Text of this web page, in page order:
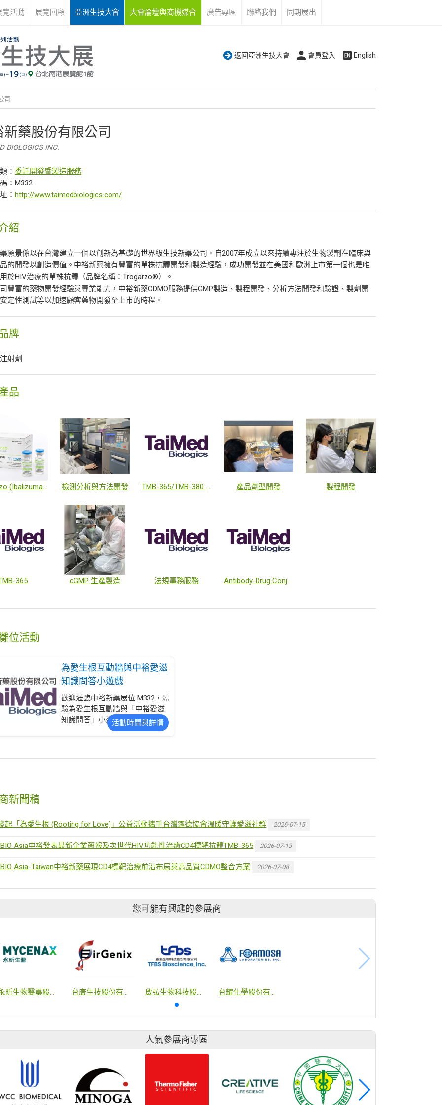
覽活動 展覽回顧 亞洲生技大會 大會論壇與商機媒合 廣告專區 聯絡我們 同期展出
返回亞洲生技大會 會員登入 English
司
新藥股份有限公司
BIOLOGICS INC.
：委託開發暨製造服務
：M332
：http://www.taimedbiologics.com/
紹
願景係以在台灣建立一個以創新為基礎的世界級生技新藥公司。自2007年成立以來持續專注於生物製劑在臨床與
的開發以創造價值。中裕新藥擁有豐富的單株抗體開發和製造經驗，成功開發並在美國和歐洲上市第一個也是唯
於HIV治療的單株抗體（品牌名稱：Trogarzo®）。
豐富的藥物開發經驗與專業能力，中裕新藥CDMO服務提供GMP製造、製程開發、分析方法開發和驗證、製劑開
定性測試等以加速顧客藥物開發至上市的時程。
牌
射劑
品
Trogarzo (Ibalizumab) 檢測分析與方法開發 TMB-365/TMB-380 (TMB-365 與 TMB-380 的雙抗體複方組合) 產品劑型開發 製程開發
365 cGMP 生產製造 法規事務服務 Antibody-Drug Conjugates, ADCs
位活動
為愛生根互動牆與中裕愛滋
知識問答小遊戲
歡迎蒞臨中裕新藥展位 M332，體
驗為愛生根互動牆與「中裕愛滋
知識問答」小遊戲，傳遞關懷、
推廣正確愛滋知識。每日亦有研
活動時間與詳情
新聞稿
起「為愛生根 (Rooting for Love)」公益活動攜手台灣露德協會溫暖守護愛滋社群 2026-07-15
Asia中裕發表最新企業簡報及次世代HIV功能性治癒CD4標靶抗體TMB-365 2026-07-13
Asia-Taiwan中裕新藥展現CD4標靶治療前沿布局與高品質CDMO整合方案 2026-07-08
您可能有興趣的參展商
永昕生物醫藥股份有限公司 台康生技股份有限公司 啟弘生物科技股份有限公司 台耀化學股份有限公司
人氣參展商專區